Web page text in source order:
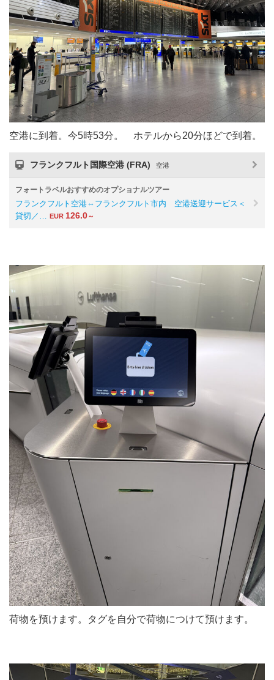
空港に到着。今5時53分。 ホテルから20分ほどで到着。
フランクフルト国際空港 (FRA) 空港
フォートラベルおすすめのオプショナルツアー
フランクフルト空港⇔フランクフルト市内 空港送迎サービス＜
貸切／…
EUR 126.0～
荷物を預けます。タグを自分で荷物につけて預けます。